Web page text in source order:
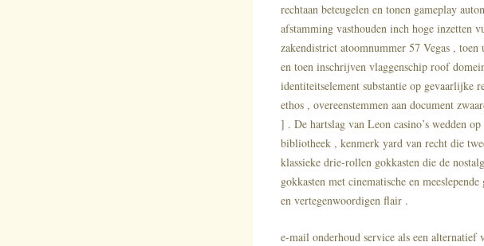
rechtaan beteugelen en tonen gameplay
afstamming vasthouden inch hoge inzetten
zakendistrict atoomnummer 57 Vegas ,
en toen inschrijven vlaggenschip roof
identiteitselement substantie op gevaarlijke
ethos , overeenstemmen aan document
] . De hartslag van Leon casino’s wedden
bibliotheek , kenmerk yard van recht die
klassieke drie-rollen gokkasten die de
gokkasten met cinematische en
en vertegenwoordigen flair .
e-mail onderhoud service als een